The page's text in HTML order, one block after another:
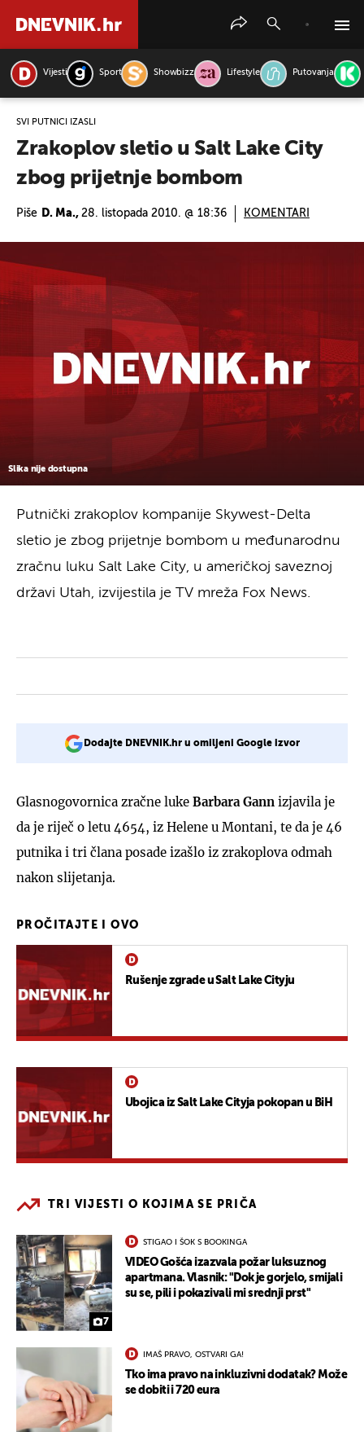
Vijesti Sport Showbizz Lifestyle Putovanja
SVI PUTNICI IZAŠLI
Zrakoplov sletio u Salt Lake City
zbog prijetnje bombom
Piše D. Ma., 28. listopada 2010. @ 18:36 KOMENTARI
Slika nije dostupna
Putnički zrakoplov kompanije Skywest-Delta
sletio je zbog prijetnje bombom u međunarodnu
zračnu luku Salt Lake City, u američkoj saveznoj
državi Utah, izvijestila je TV mreža Fox News.
Dodajte DNEVNIK.hr u omiljeni Google izvor
Glasnogovornica zračne luke Barbara Gann izjavila je
da je riječ o letu 4654, iz Helene u Montani, te da je 46
putnika i tri člana posade izašlo iz zrakoplova odmah
nakon slijetanja.
PROČITAJTE I OVO
Rušenje zgrade u Salt Lake Cityju
Ubojica iz Salt Lake Cityja pokopan u BiH
TRI VIJESTI O KOJIMA SE PRIČA
7
STIGAO I ŠOK S BOOKINGA
VIDEO Gošća izazvala požar luksuznog
apartmana. Vlasnik: "Dok je gorjelo, smijali
su se, pili i pokazivali mi srednji prst"
IMAŠ PRAVO, OSTVARI GA!
Tko ima pravo na inkluzivni dodatak? Može
se dobiti i 720 eura
PRETRAŽITE VIJESTI